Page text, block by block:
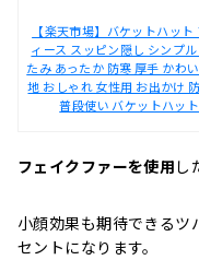
【楽天市場】バケットハッ
ィース スッピン隠し シンプ
たみ あったか 防寒 厚手 かわ
地 おしゃれ 女性用 お出かけ
普段使い バケットハッ
フェイクファーを使用 し
小顔効果も期待できるツ
セントになります。